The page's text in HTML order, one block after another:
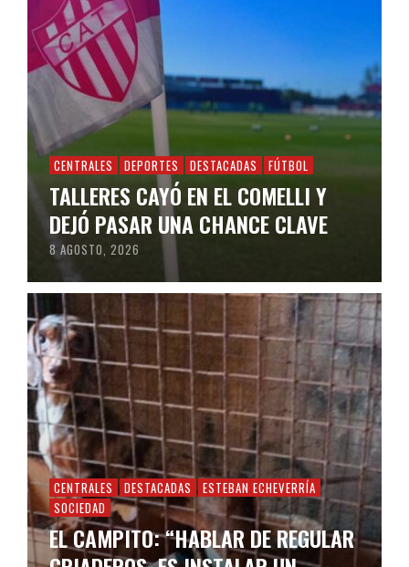
CENTRALES DEPORTES DESTACADAS FÚTBOL
TALLERES CAYÓ EN EL COMELLI Y
DEJÓ PASAR UNA CHANCE CLAVE
8 AGOSTO, 2026
CENTRALES DESTACADAS
ESTEBAN ECHEVERRÍA
SOCIEDAD
EL CAMPITO: “HABLAR DE REGULAR